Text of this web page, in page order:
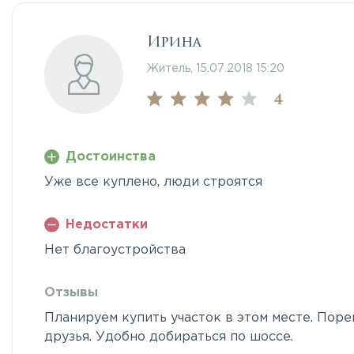
Ирина
Житель, 15.07.2018 15:20
4
Достоинства
Уже все куплено, люди строятся
Недостатки
Нет благоустройства
Отзывы
Планируем купить участок в этом месте.
друзья. Удобно добираться по шоссе.